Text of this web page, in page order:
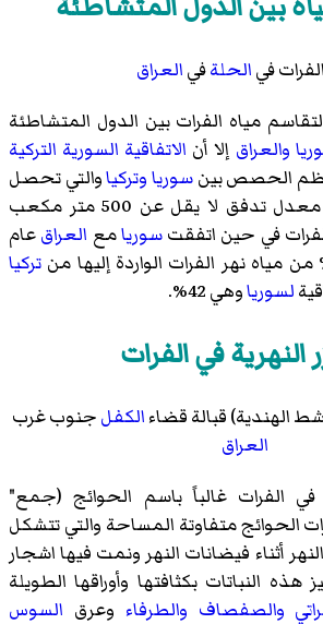
فيالحلةفيالعراق
مياه الفرات بين الدول المتشاطئة
والعراق إلا أن الاتفاقية السورية التركية
الحصص بينسورياوتركياوالتي تحصل
على معدل تدفق لا يقل عن 500 متر مكعب
في حين اتفقتسوريامع العراقعام
تركيا
لسورياوهي 42%.
النهرية في الفرات
الهندية) قبالة قضاءالكفلجنوب غرب
العراق
في الفرات غالباً باسم الحوائج (جمع"
الحوائج متفاوتة المساحة والتي تتشكل
أثناء فيضانات النهر ونمت فيها اشجار
هذه النباتات بكثافتها وأوراقها الطويلة
والصفصاف والطرفاء وعرق السوس